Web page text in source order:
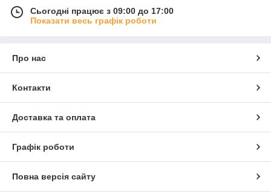
Сьогодні працює з 09:00 до 17:00
Показати весь графік роботи
Про нас
Контакти
Доставка та оплата
Графік роботи
Повна версія сайту